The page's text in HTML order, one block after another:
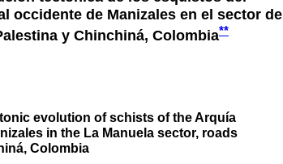
occidente de Manizales en el sector de
y Chinchiná, Colombia**
evolution of schists of the Arquía
in the La Manuela sector, roads
Colombia